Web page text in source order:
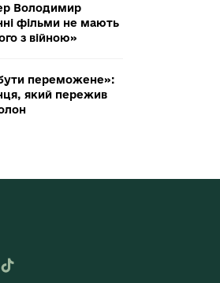
Володимир
фільми не мають
з війною»
переможене»:
який пережив